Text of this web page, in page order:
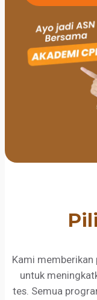
Kami
untuk
tes. Semua